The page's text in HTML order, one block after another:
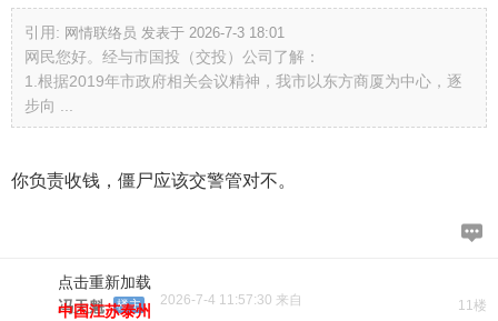
引用: 网情联络员 发表于 2026-7-3 18:01
网民您好。经与市国投（交投）公司了解：
1.根据2019年市政府相关会议精神，我市以东方商厦为中心，逐
步向 ...
你负责收钱，僵尸应该交警管对不。
点击重新加载
11楼
冯天魁 楼主 2026-7-4 11:57:30 来自
中国江苏泰州